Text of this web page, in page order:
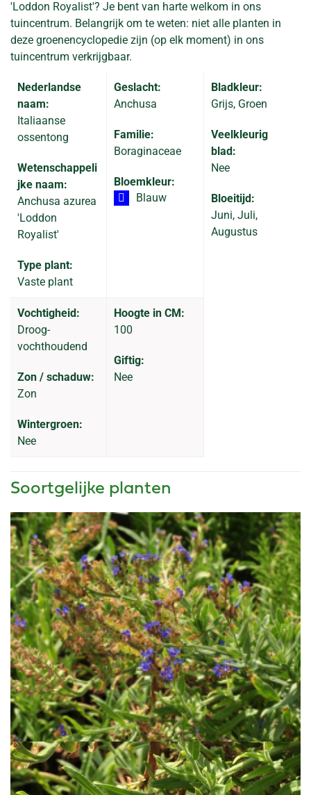
'Loddon Royalist'? Je bent van harte welkom in ons
tuincentrum. Belangrijk om te weten: niet alle planten in
deze groenencyclopedie zijn (op elk moment) in ons
tuincentrum verkrijgbaar.
Nederlandse
naam:
Italiaanse
ossentong
Wetenschappeli
jke naam:
Anchusa azurea
'Loddon
Royalist'
Type plant:
Vaste plant
Geslacht:
Anchusa
Familie:
Boraginaceae
Bloemkleur:
Blauw
Bladkleur:
Grijs, Groen
Veelkleurig
blad:
Nee
Bloeitijd:
Juni, Juli,
Augustus
Vochtigheid:
Droog-
vochthoudend
Zon / schaduw:
Zon
Wintergroen:
Nee
Hoogte in CM:
100
Giftig:
Nee
Soortgelijke planten